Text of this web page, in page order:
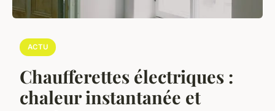
ACTU
Chaufferettes électriques :
chaleur instantanée et